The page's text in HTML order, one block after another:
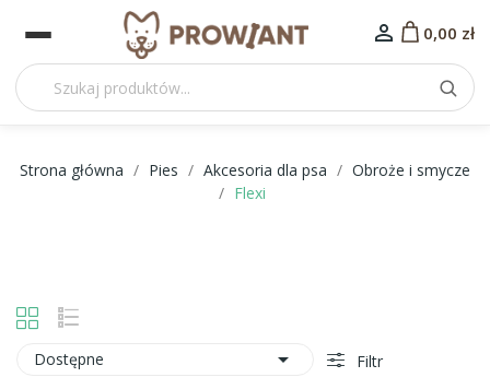
 0,00 zł
Strona główna Pies Akcesoria dla psa
Obroże i smycze
Flexi
Dostępne  Filtr